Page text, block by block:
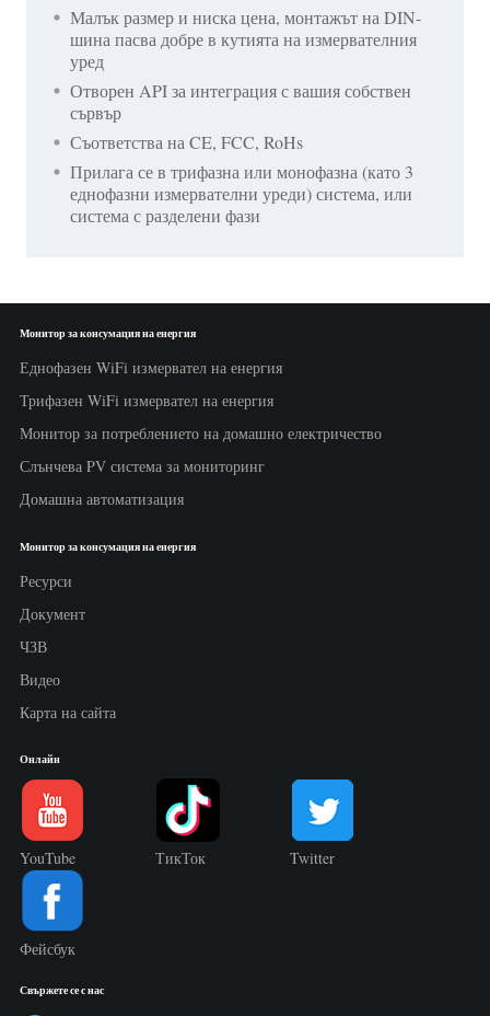
Малък размер и ниска цена, монтажът на DIN-
шина пасва добре в кутията на измервателния
уред
Отворен API за интеграция с вашия собствен
сървър
Съответства на CE, FCC, RoHs
Прилага се в трифазна или монофазна (като 3
еднофазни измервателни уреди) система, или
система с разделени фази
Монитор за консумация на енергия
Еднофазен WiFi измервател на енергия
Трифазен WiFi измервател на енергия
Монитор за потреблението на домашно електричество
Слънчева PV система за мониторинг
Домашна автоматизация
Монитор за консумация на енергия
Ресурси
Документ
ЧЗВ
Видео
Карта на сайта
Онлайн
YouTube ТикТок Twitter
Фейсбук
Свържете се с нас